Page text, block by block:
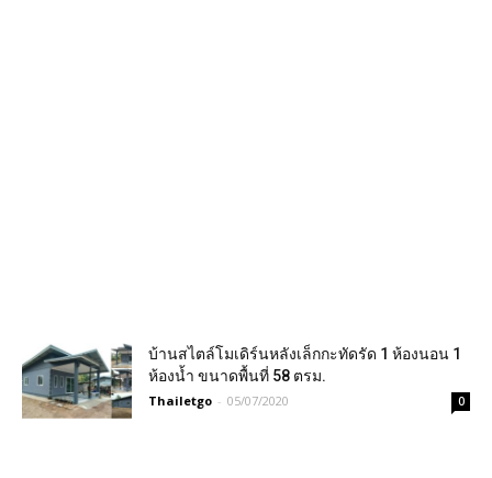
บ้านสไตล์โมเดิร์นหลังเล็กกะทัดรัด 1 ห้องนอน 1
ห้องน้ำ ขนาดพื้นที่ 58 ตรม.
Thailetgo - 05/07/2020 0